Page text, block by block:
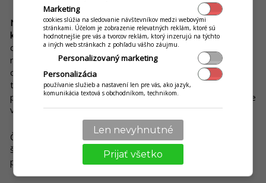
Na diaľku môžete vykonávať všetky potrebné nastavenia,
kontrolovať tržby či analyzovať štatistiky predaja.A keď
dostanete nejaký nápad, môžete ho okamžite realizovať. Už
nebudete musieť volať svojim zamestnancom a pýtať sa ich
obligátne otázky typu: „Ako to ide? Koľko je ľudí? Aká je
tržba?“ A nestane sa vám ani to, že vás bude niekto zdržiavať
počas práce, pretože budete doma alebo hocikde inde, no nie
v prevádzke.
Čas, to nie sú len peniaze. Čas je predovšetkým vzácny a je
škoda, aby ste ním mrhali len tak, ak nemusíte. Vaša
prevádzke v telefóne to vyrieši.
Marketing
cookies slúžia na sledovanie návštevníkov medzi webovými
stránkami. Účelom je zobrazenie relevatných reklám, ktoré sú
hodnotnejšie pre vás a tvorcov reklám, ktorý inzerujú na týchto
a iných web stránkach z pohľadu vášho záujmu.
Personalizovaný marketing
Personalizácia
používanie služieb a nastavení len pre vás, ako jazyk,
komunikácia textová s obchodníkom, technikom.
Len nevyhnutné
Prijať všetko